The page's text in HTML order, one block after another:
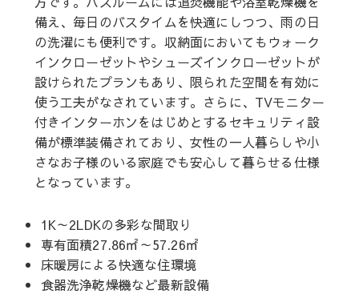
備え、毎日のバスタイムを快適にしつつ、雨の日
の洗濯にも便利です。収納面においてもウォーク
インクローゼットやシューズインクローゼットが
設けられたプランもあり、限られた空間を有効に
使う工夫がなされています。さらに、TVモニター
付きインターホンをはじめとするセキュリティ設
備が標準装備されており、女性の一人暮らしや小
さなお子様のいる家庭でも安心して暮らせる仕様
となっています。
1K～2LDKの多彩な間取り
専有面積27.86㎡～57.26㎡
床暖房による快適な住環境
食器洗浄乾燥機など最新設備